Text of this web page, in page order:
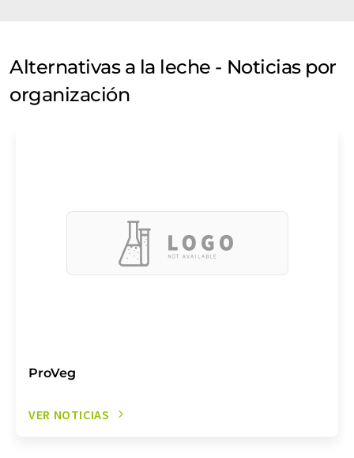
Alternativas a la leche - Noticias por
organización
ProVeg
VER NOTICIAS